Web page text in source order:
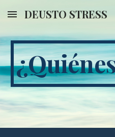
Skip to main content
DEUSTO STRESS